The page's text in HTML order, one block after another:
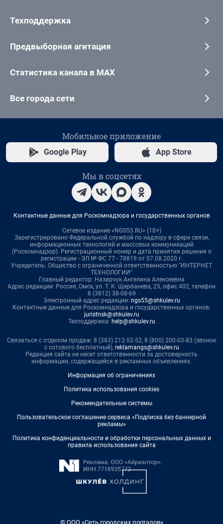
Техподдержка
Предвыборная агитация
Статистика канала в MAX
Все города сети
Мобильное приложение
Google Play App Store
Мы в соцсетях
Контактные данные для Роскомнадзора и государственных органов
Сетевое издание «NGS55.RU» (18+)
Зарегистрировано Федеральной службой по надзору в сфере связи,
информационных технологий и массовых коммуникаций
(Роскомнадзор). Регистрационный номер и дата принятия решения о
регистрации - ЭЛ № ФС 77 - 78819 от 07.08.2020 г.
Учредитель: Общество с ограниченной ответственностью "ИНТЕРНЕТ
ТЕХНОЛОГИИ"
Главный редактор: Назарчук Ангелина Алексеевна
Адрес редакции: Россия, Омск, ул. Т. К. Щербанева, 25, офис 402, телефон
8 (3812) 38-08-69
Электронный адрес редакции: ngs55@shkulev.ru
Контактные данные для Роскомнадзора и государственных органов:
juristnsk@shkulev.ru
Техподдержка: help@shkulev.ru
Связаться с отделом продаж: 8 (383) 212-52-52, 8 (800) 200-03-83 (звонок
с сотового бесплатный), reklamangs@shkulev.ru
Редакция сайта не несет ответственности за достоверность
информации, содержащейся в рекламных объявлениях.
Информация об ограничениях
Политика использования cookies
Рекомендательные системы
Пользовательское соглашение сервиса «Подписка без баннерной
рекламы»
Политика конфиденциальности и обработки персональных данных и
правила использования сайта
© ООО «Сеть городских порталов»